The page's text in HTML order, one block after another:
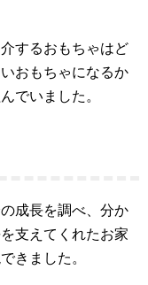
するおもちゃはど
おもちゃになるか
でいました。
成長を調べ、分か
支えてくれたお家
きました。